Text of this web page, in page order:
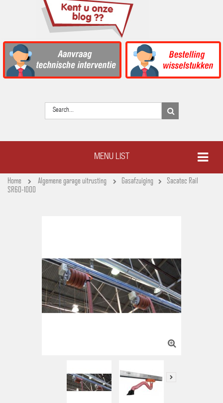
MENU LIST
Home Algemene garage uitrusting Gasafzuiging
Sacatec Rail
SR60-1000